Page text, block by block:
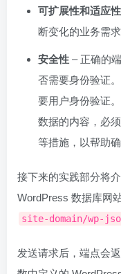
可扩展性和适应性
断变化的业务需
安全性 – 正确的
否需要身份验证
要用户身份验证
数据的内容，必
等措施，以帮助确
接下来的实践部分将
WordPress 数据库网
site-domain/wp-
发送请求后，端点会